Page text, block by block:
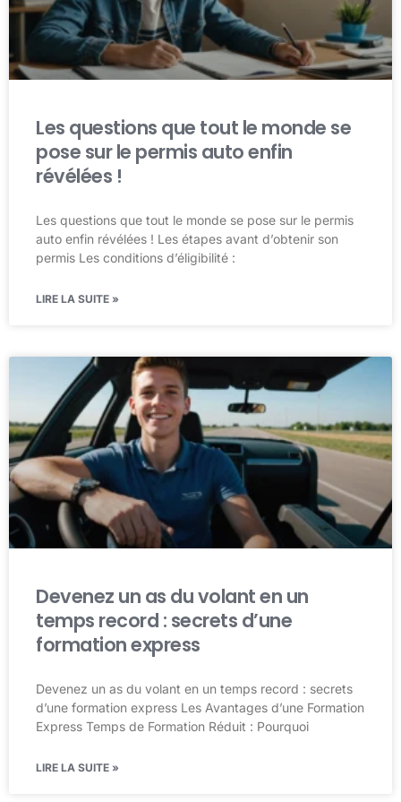
Les questions que tout le monde se
pose sur le permis auto enfin
révélées !
Les questions que tout le monde se pose sur le permis
auto enfin révélées ! Les étapes avant d’obtenir son
permis Les conditions d’éligibilité :
LIRE LA SUITE »
Devenez un as du volant en un
temps record : secrets d’une
formation express
Devenez un as du volant en un temps record : secrets
d’une formation express Les Avantages d’une Formation
Express Temps de Formation Réduit : Pourquoi
LIRE LA SUITE »